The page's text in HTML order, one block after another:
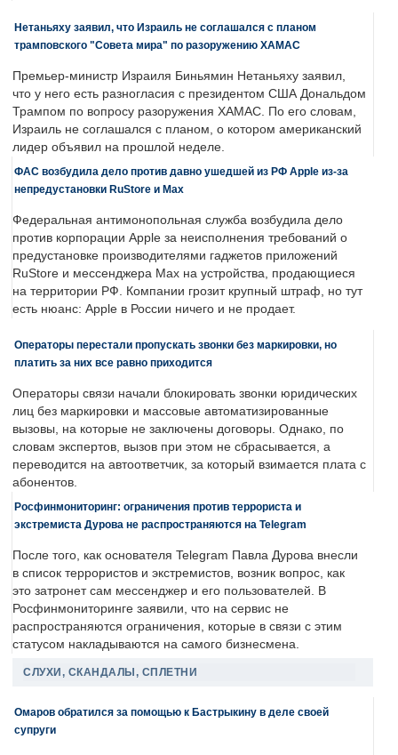
Нетаньяху заявил, что Израиль не соглашался с планом
трамповского "Совета мира" по разоружению ХАМАС
Премьер-министр Израиля Биньямин Нетаньяху заявил,
что у него есть разногласия с президентом США Дональдом
Трампом по вопросу разоружения ХАМАС. По его словам,
Израиль не соглашался с планом, о котором американский
лидер объявил на прошлой неделе.
ФАС возбудила дело против давно ушедшей из РФ Apple из-за
непредустановки RuStore и Max
Федеральная антимонопольная служба возбудила дело
против корпорации Apple за неисполнения требований о
предустановке производителями гаджетов приложений
RuStore и мессенджера Max на устройства, продающиеся
на территории РФ. Компании грозит крупный штраф, но тут
есть нюанс: Apple в России ничего и не продает.
Операторы перестали пропускать звонки без маркировки, но
платить за них все равно приходится
Операторы связи начали блокировать звонки юридических
лиц без маркировки и массовые автоматизированные
вызовы, на которые не заключены договоры. Однако, по
словам экспертов, вызов при этом не сбрасывается, а
переводится на автоответчик, за который взимается плата с
абонентов.
Росфинмониторинг: ограничения против террориста и
экстремиста Дурова не распространяются на Telegram
После того, как основателя Telegram Павла Дурова внесли
в список террористов и экстремистов, возник вопрос, как
это затронет сам мессенджер и его пользователей. В
Росфинмониторинге заявили, что на сервис не
распространяются ограничения, которые в связи с этим
статусом накладываются на самого бизнесмена.
СЛУХИ, СКАНДАЛЫ, СПЛЕТНИ
Омаров обратился за помощью к Бастрыкину в деле своей
супруги